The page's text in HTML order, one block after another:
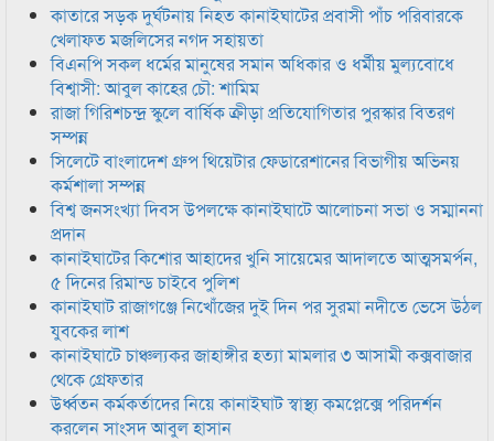
কাতারে সড়ক দুর্ঘটনায় নিহত কানাইঘাটের প্রবাসী পাঁচ পরিবারকে
খেলাফত মজলিসের নগদ সহায়তা
বিএনপি সকল ধর্মের মানুষের সমান অধিকার ও ধর্মীয় মুল্যবোধে
বিশ্বাসী: আবুল কাহের চৌ: শামিম
রাজা গিরিশচন্দ্র স্কুলে বার্ষিক ক্রীড়া প্রতিযোগিতার পুরস্কার বিতরণ
সম্পন্ন
সিলেটে বাংলাদেশ গ্রুপ থিয়েটার ফেডারেশানের বিভাগীয় অভিনয়
কর্মশালা সম্পন্ন
বিশ্ব জনসংখ্যা দিবস উপলক্ষে কানাইঘাটে আলোচনা সভা ও সম্মাননা
প্রদান
কানাইঘাটের কিশোর আহাদের খুনি সায়েমের আদালতে আত্মসমর্পন,
৫ দিনের রিমান্ড চাইবে পুলিশ
কানাইঘাট রাজাগঞ্জে নিখোঁজের দুই দিন পর সুরমা নদীতে ভেসে উঠল
যুবকের লাশ
কানাইঘাটে চাঞ্চল্যকর জাহাঙ্গীর হত্যা মামলার ৩ আসামী কক্সবাজার
থেকে গ্রেফতার
উর্ধ্বতন কর্মকর্তাদের নিয়ে কানাইঘাট স্বাস্থ্য কমপ্লেক্সে পরিদর্শন
করলেন সাংসদ আবুল হাসান